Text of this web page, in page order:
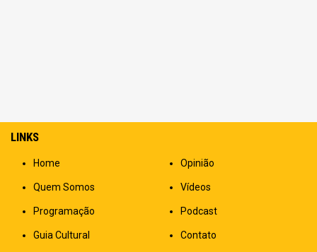
LINKS
Home
Quem Somos
Programação
Guia Cultural
Opinião
Vídeos
Podcast
Contato